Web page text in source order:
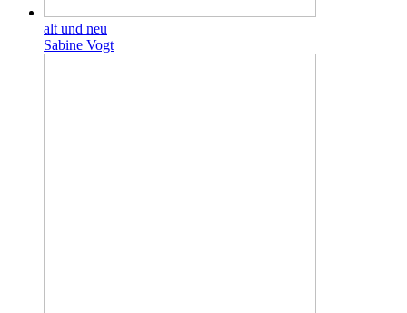
alt und neu
Sabine Vogt